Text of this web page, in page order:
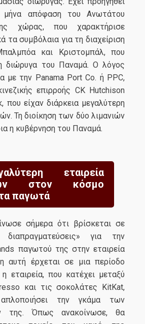
μήνα απόφαση του Ανωτάτου
χώρας, που χαρακτήρισε
τα συμβόλαια για τη διαχείριση
και Κριστομπάλ, που
διώρυγα του Παναμά. Ο λόγος
με την Panama Port Co. ή PPC,
επιρροής CK Hutchison
που είχαν διάρκεια μεγαλύτερη
Τη διοίκηση των δύο λιμανιών
η κυβέρνηση του Παναμά.
εταιρεία
στον κόσμο
παγωτά
σήμερα ότι βρίσκεται σε
διαπραγματεύσεις» για την
παγωτού της στην εταιρεία
αυτή έρχεται σε μια περίοδο
εταιρεία, που κατέχει μεταξύ
και τις σοκολάτες KitKat,
την γκάμα των
της. Όπως ανακοίνωσε, θα